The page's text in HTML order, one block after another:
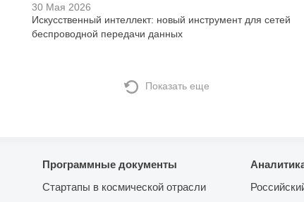
30 Мая 2026
Искусственный интеллект: новый инструмент для сетей
беспроводной передачи данных
Показать еще
Программные документы
Стартапы в космической отрасли